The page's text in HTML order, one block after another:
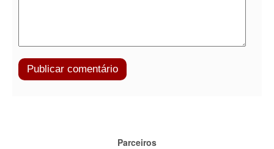
Parceiros